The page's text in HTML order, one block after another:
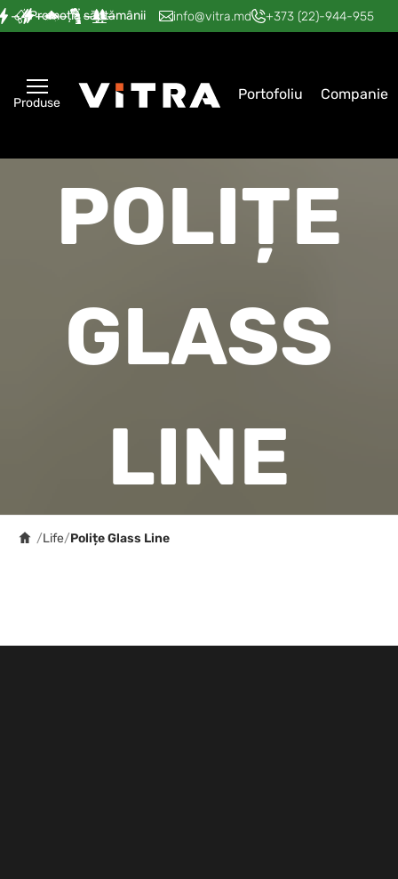
Promoția săptămânii
— — — — — info@vitra.md +373 (22)-944-955
Produse Portofoliu Companie
POLIȚE
GLASS
LINE
/Life/Polițe Glass Line